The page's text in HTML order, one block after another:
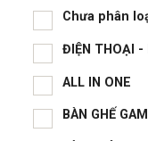
Chưa phân
ĐIỆN THOẠI -
ALL IN ONE
BÀN GHẾ